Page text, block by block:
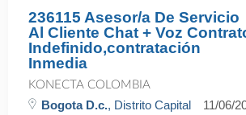
236115 Asesor/a De Servicio
Al Cliente Chat + Voz
Indefinido,contratación
Inmedia
KONECTA COLOMBIA
Bogota D.c., Distrito Capital 11/06/